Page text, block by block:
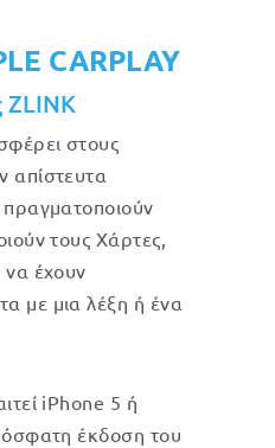
CARPLAY
στους
απίστευτα
πραγματοποιούν
τους Χάρτες,
έχουν
με μια λέξη ή ένα
iPhone 5 ή
έκδοση του